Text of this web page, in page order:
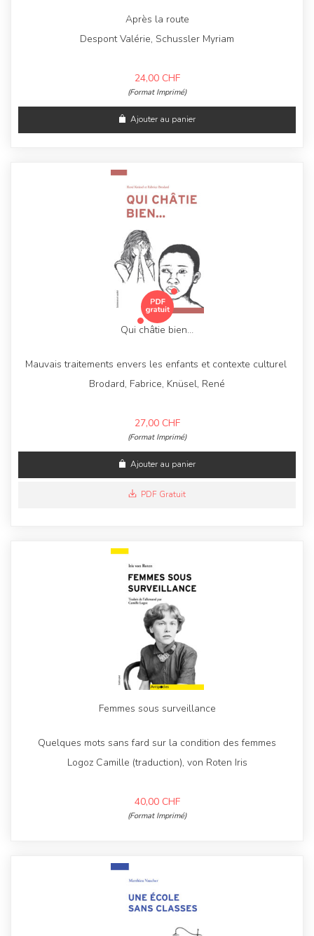
Après la route
Despont Valérie, Schussler Myriam
24,00 CHF
(Format Imprimé)
Ajouter au panier
Qui châtie bien…
Mauvais traitements envers les enfants et contexte culturel
Brodard, Fabrice, Knüsel, René
27,00 CHF
(Format Imprimé)
Ajouter au panier
PDF Gratuit
Femmes sous surveillance
Quelques mots sans fard sur la condition des femmes
Logoz Camille (traduction), von Roten Iris
40,00 CHF
(Format Imprimé)